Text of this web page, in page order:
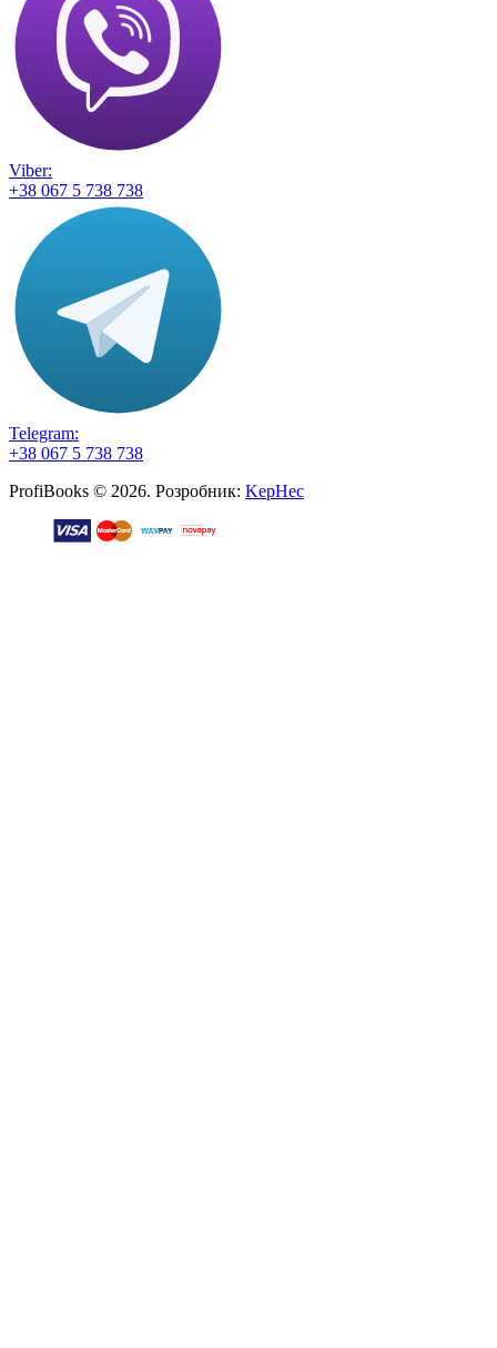
Viber:
+38 067 5 738 738
Telegram:
+38 067 5 738 738
ProfiBooks © 2026. Розробник: KepHec